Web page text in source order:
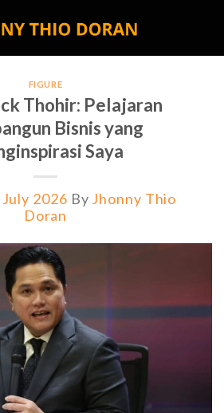
FIGURE
Thohir: Pelajaran
Bisnis yang
Saya
July 2026 By Jhonny Thio
Doran